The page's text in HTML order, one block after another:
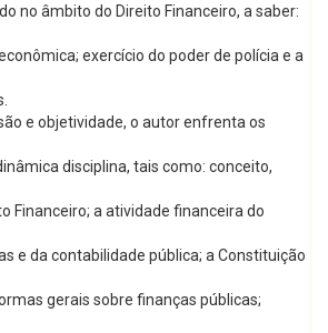
no âmbito do Direito Financeiro, a saber:
exercício do poder de polícia e a
e objetividade, o autor enfrenta os
disciplina, tais como: conceito,
Financeiro; a atividade financeira do
e da contabilidade pública; a Constituição
gerais sobre finanças públicas;